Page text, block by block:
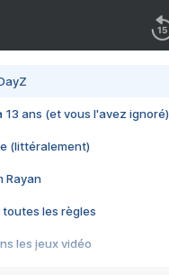
13 ans (et vous l'avez ignoré)
(littéralement)
Rayan
toutes les règles
les jeux vidéo